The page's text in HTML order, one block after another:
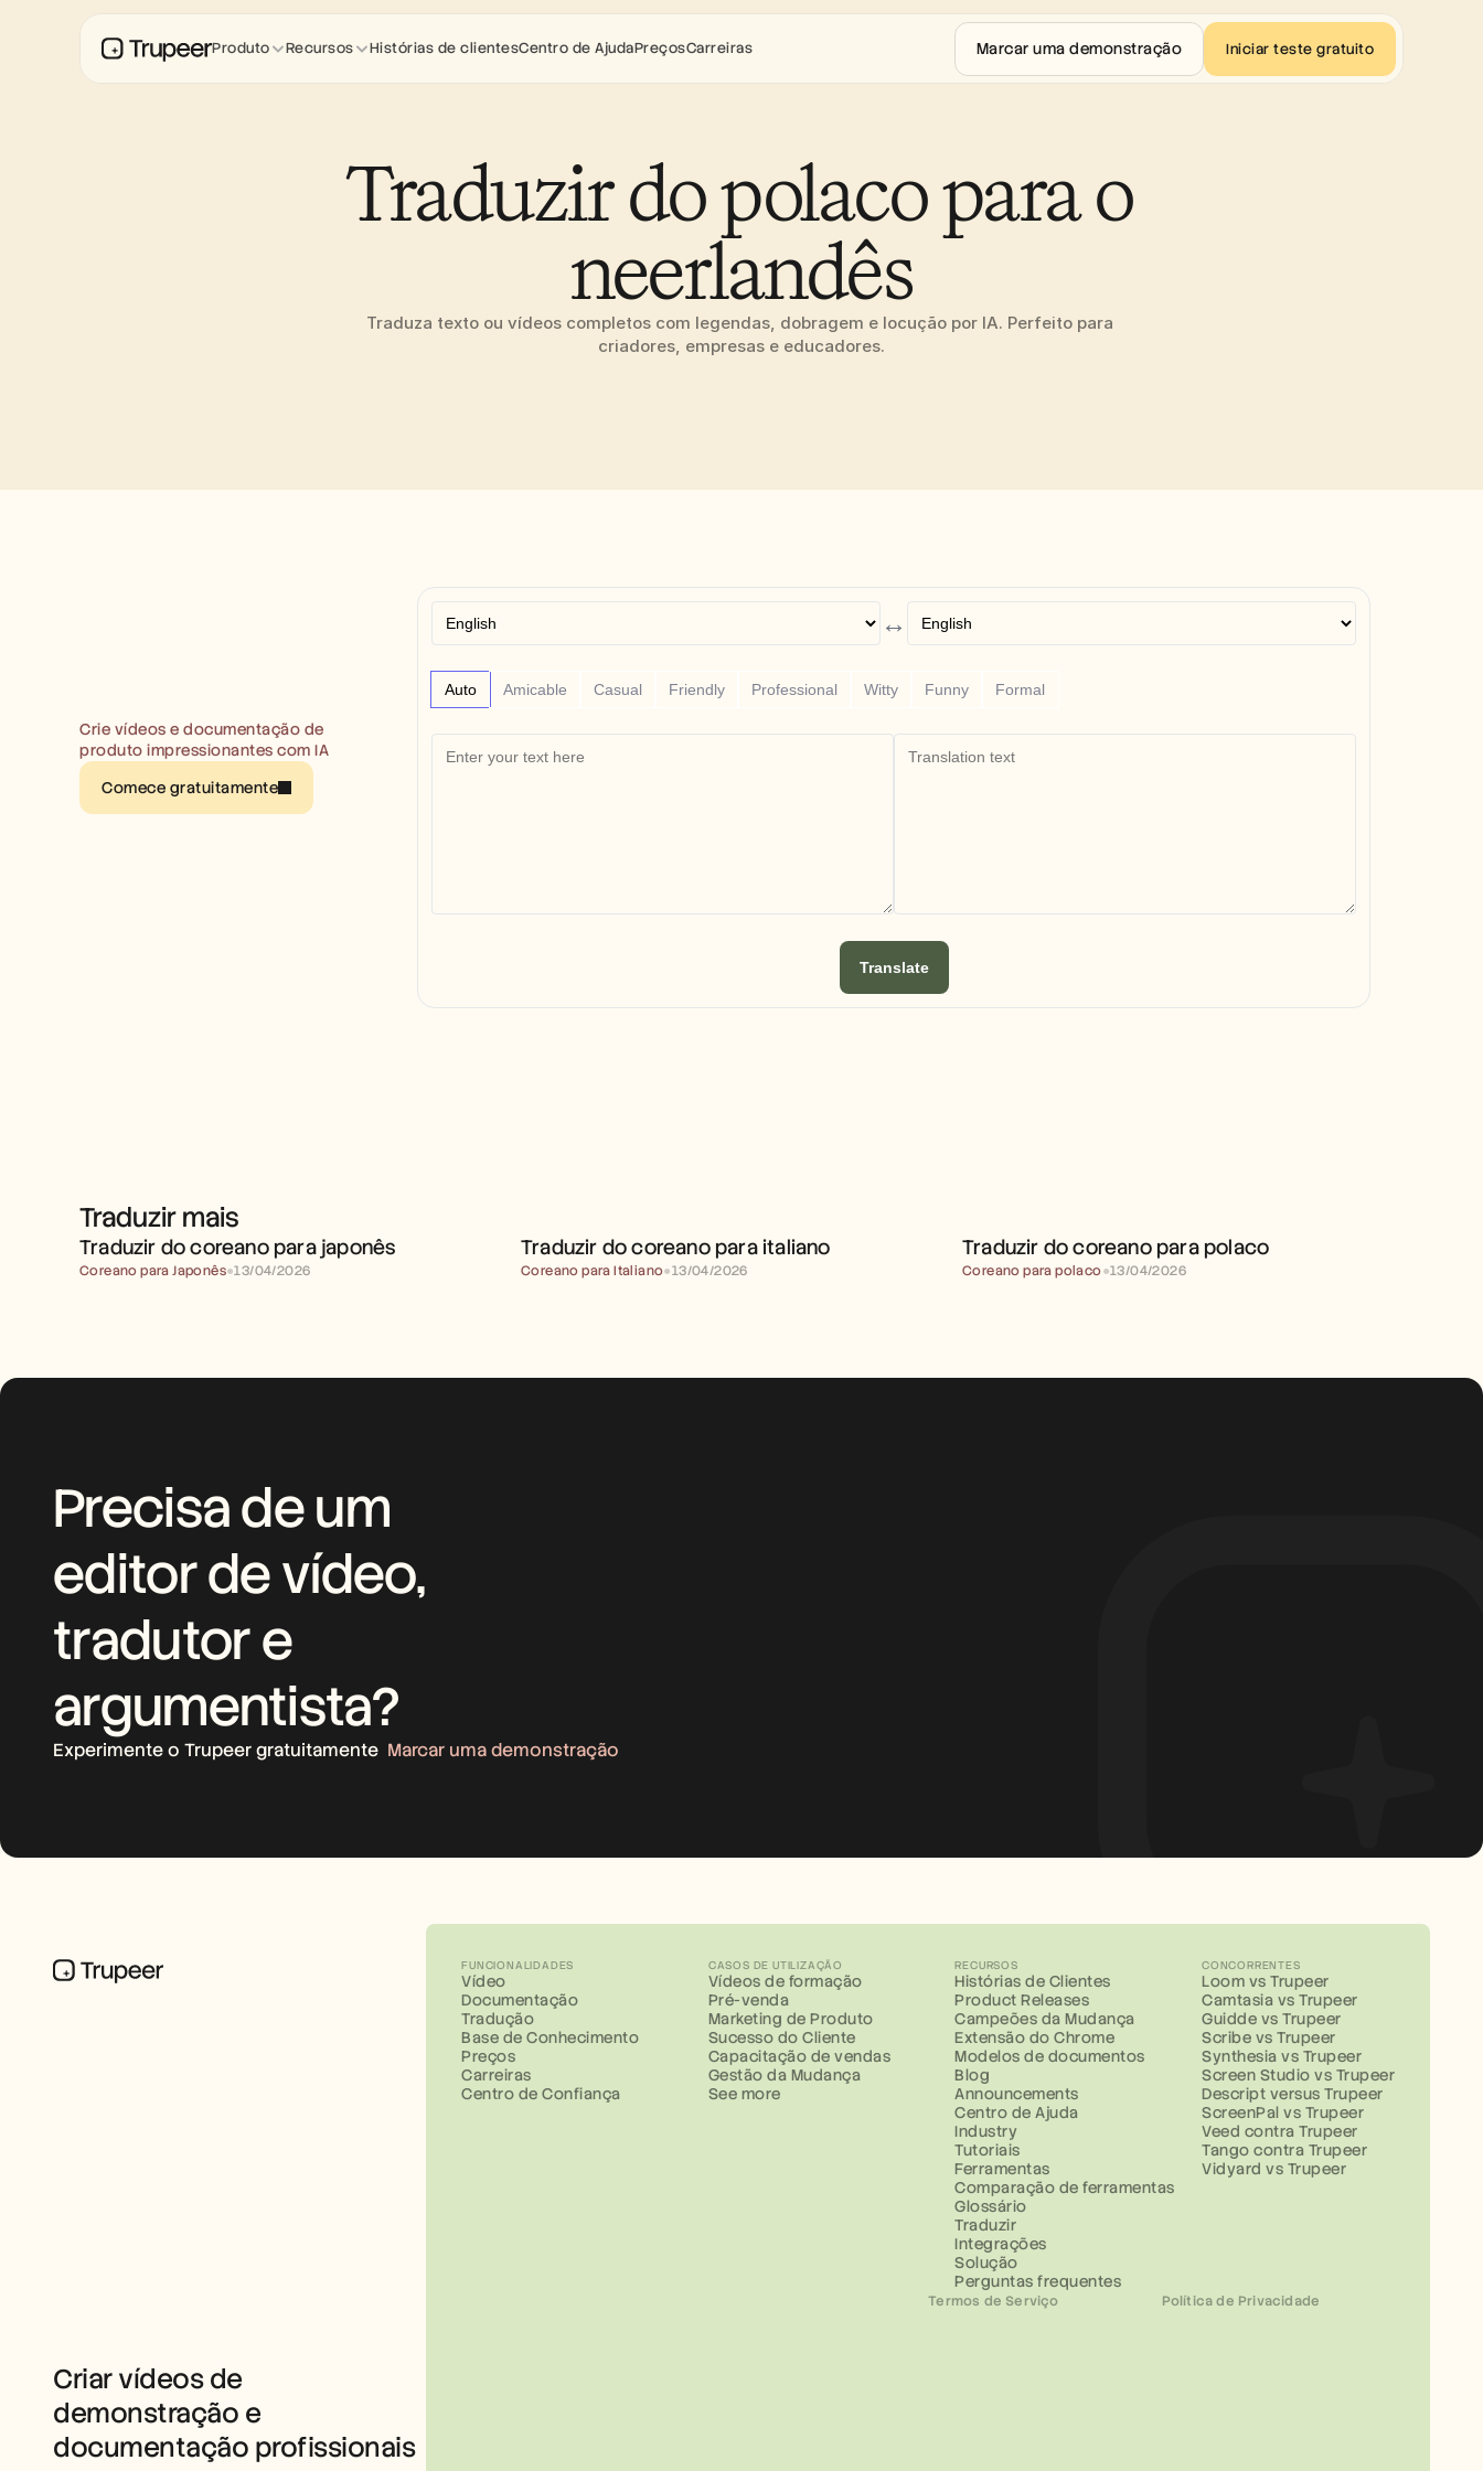
Traduzir do polaco para o
neerlandês
Traduza texto ou vídeos completos com legendas, dobragem e locução por IA. Perfeito para
criadores, empresas e educadores.
Crie vídeos e documentação de
produto impressionantes com IA
Comece gratuitamente
↔
Auto Amicable Casual Friendly Professional Witty Funny Formal
Translate
Traduzir maisTRADUZIR DO COREANO
PARA JAPONÊS
Traduzir do coreano para japonês
Coreano para Japonês●13/04/2026
PARA ITALIANO
Traduzir do coreano para italiano
Coreano para Italiano●13/04/2026
PARA POLACO
Traduzir do coreano para polaco
Coreano para polaco●13/04/2026
Precisa de um
editor de vídeo,
tradutor e
argumentista?
Experimente o Trupeer gratuitamente Marcar uma demonstração
Criar vídeos de
demonstração e
documentação profissionais
FUNCIONALIDADES
Vídeo
Documentação
Tradução
Base de Conhecimento
Preços
Carreiras
Centro de Confiança
CASOS DE UTILIZAÇÃO
Vídeos de formação
Pré-venda
Marketing de Produto
Sucesso do Cliente
Capacitação de vendas
Gestão da Mudança
See more
RECURSOS
Histórias de Clientes
Product Releases
Campeões da Mudança
Extensão do Chrome
Modelos de documentos
Blog
Announcements
Centro de Ajuda
Industry
Tutoriais
Ferramentas
Comparação de ferramentas
Glossário
Traduzir
Integrações
Solução
Perguntas frequentes
CONCORRENTES
Loom vs Trupeer
Camtasia vs Trupeer
Guidde vs Trupeer
Scribe vs Trupeer
Synthesia vs Trupeer
Screen Studio vs Trupeer
Descript versus Trupeer
ScreenPal vs Trupeer
Veed contra Trupeer
Tango contra Trupeer
Vidyard vs Trupeer
Termos de Serviço Política de Privacidade
Produto Recursos Histórias de clientesCentro de AjudaPreçosCarreiras Marcar uma demonstração Iniciar teste gratuito